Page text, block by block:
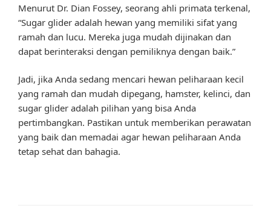
Menurut Dr. Dian Fossey, seorang ahli primata terkenal,
“Sugar glider adalah hewan yang memiliki sifat yang
ramah dan lucu. Mereka juga mudah dijinakan dan
dapat berinteraksi dengan pemiliknya dengan baik.”
Jadi, jika Anda sedang mencari hewan peliharaan kecil
yang ramah dan mudah dipegang, hamster, kelinci, dan
sugar glider adalah pilihan yang bisa Anda
pertimbangkan. Pastikan untuk memberikan perawatan
yang baik dan memadai agar hewan peliharaan Anda
tetap sehat dan bahagia.